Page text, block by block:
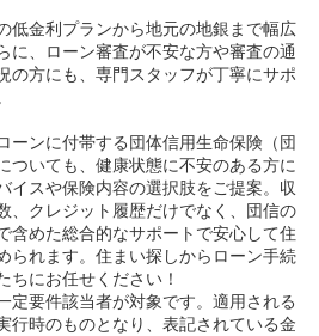
低金利プランから地元の地銀まで幅広
に、ローン審査が不安な方や審査の通
の方にも、専門スタッフが丁寧にサポ
ーンに付帯する団体信用生命保険（団
ついても、健康状態に不安のある方に
イスや保険内容の選択肢をご提案。収
、クレジット履歴だけでなく、団信の
含めた総合的なサポートで安心して住
られます。住まい探しからローン手続
ちにお任せください！
定要件該当者が対象です。適用される
行時のものとなり、表記されている金